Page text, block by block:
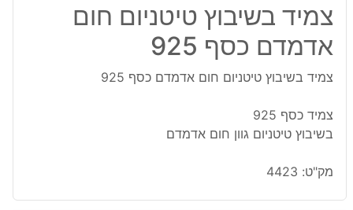
צמיד בשיבוץ טיטניום חום
אדמדם כסף 925
צמיד בשיבוץ טיטניום חום אדמדם כסף 925
צמיד כסף 925
בשיבוץ טיטניום גוון חום אדמדם
מק"ט: 4423